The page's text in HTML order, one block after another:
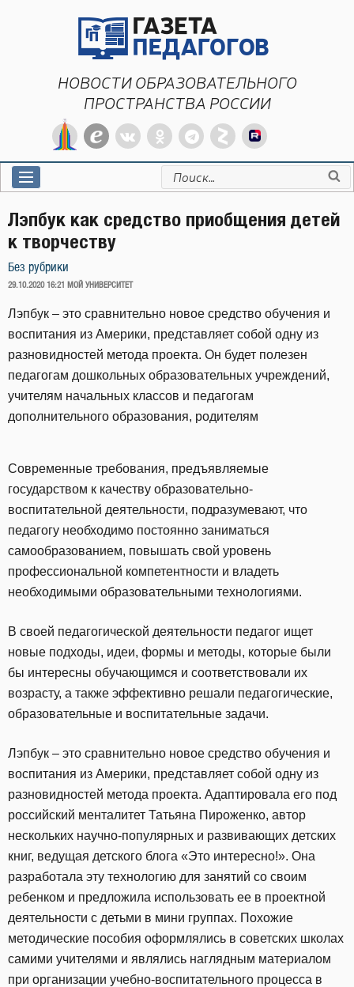
НОВОСТИ ОБРАЗОВАТЕЛЬНОГО
ПРОСТРАНСТВА РОССИИ
Искать:
Лэпбук как средство приобщения детей
к творчеству
Без рубрики
ОПУБЛИКОВАНО
29.10.2020 16:21 МОЙ УНИВЕРСИТЕТ
Лэпбук – это сравнительно новое средство обучения и
воспитания из Америки, представляет собой одну из
разновидностей метода проекта. Он будет полезен
педагогам дошкольных образовательных учреждений,
учителям начальных классов и педагогам
дополнительного образования, родителям
Современные требования, предъявляемые
государством к качеству образовательно-
воспитательной деятельности, подразумевают, что
педагогу необходимо постоянно заниматься
самообразованием, повышать свой уровень
профессиональной компетентности и владеть
необходимыми образовательными технологиями.
В своей педагогической деятельности педагог ищет
новые подходы, идеи, формы и методы, которые были
бы интересны обучающимся и соответствовали их
возрасту, а также эффективно решали педагогические,
образовательные и воспитательные задачи.
Лэпбук – это сравнительно новое средство обучения и
воспитания из Америки, представляет собой одну из
разновидностей метода проекта. Адаптировала его под
российский менталитет Татьяна Пироженко, автор
нескольких научно-популярных и развивающих детских
книг, ведущая детского блога «Это интересно!». Она
разработала эту технологию для занятий со своим
ребенком и предложила использовать ее в проектной
деятельности с детьми в мини группах. Похожие
методические пособия оформлялись в советских школах
самими учителями и являлись наглядным материалом
при организации учебно-воспитательного процесса в